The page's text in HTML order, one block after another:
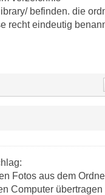
befinden. die
recht eindeutig
Fotos aus dem
Computer übertragen